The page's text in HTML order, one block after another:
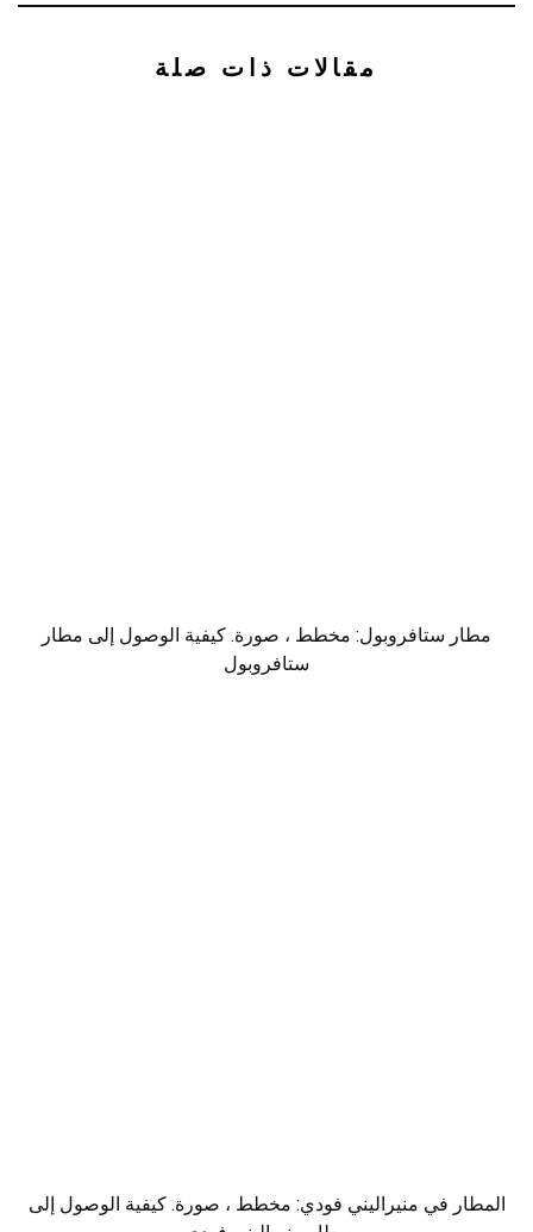
مقالات ذات صلة
مطار ستافروبول: مخطط ، صورة. كيفية الوصول إلى مطار
ستافروبول
المطار في منيراليني فودي: مخطط ، صورة. كيفية الوصول إلى